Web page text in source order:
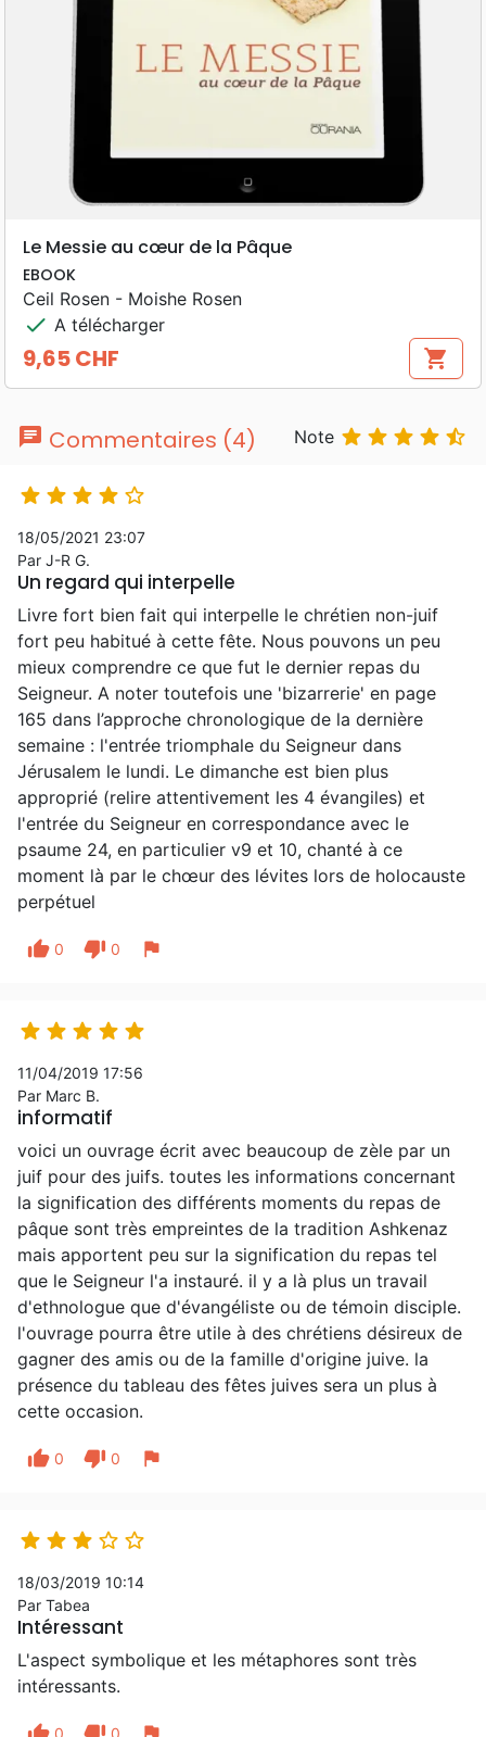
Le Messie au cœur de la Pâque
EBOOK
Ceil Rosen - Moishe Rosen
check A télécharger
Prix
9,65 CHF shopping_cart
chat Commentaires (4) Note     
    
18/05/2021 23:07
Par J-R G.
Un regard qui interpelle
Livre fort bien fait qui interpelle le chrétien non-juif
fort peu habitué à cette fête. Nous pouvons un peu
mieux comprendre ce que fut le dernier repas du
Seigneur. A noter toutefois une 'bizarrerie' en page
165 dans l’approche chronologique de la dernière
semaine : l'entrée triomphale du Seigneur dans
Jérusalem le lundi. Le dimanche est bien plus
approprié (relire attentivement les 4 évangiles) et
l'entrée du Seigneur en correspondance avec le
psaume 24, en particulier v9 et 10, chanté à ce
moment là par le chœur des lévites lors de holocauste
perpétuel
thumb_up 0 thumb_down 0 flag
    
11/04/2019 17:56
Par Marc B.
informatif
voici un ouvrage écrit avec beaucoup de zèle par un
juif pour des juifs. toutes les informations concernant
la signification des différents moments du repas de
pâque sont très empreintes de la tradition Ashkenaz
mais apportent peu sur la signification du repas tel
que le Seigneur l'a instauré. il y a là plus un travail
d'ethnologue que d'évangéliste ou de témoin disciple.
l'ouvrage pourra être utile à des chrétiens désireux de
gagner des amis ou de la famille d'origine juive. la
présence du tableau des fêtes juives sera un plus à
cette occasion.
thumb_up 0 thumb_down 0 flag
    
18/03/2019 10:14
Par Tabea
Intéressant
L'aspect symbolique et les métaphores sont très
intéressants.